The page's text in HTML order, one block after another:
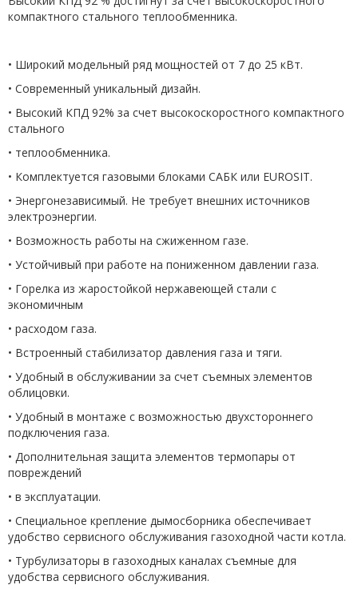
компактного стального теплообменника.
• Широкий модельный ряд мощностей от 7 до 25 кВт.
• Современный уникальный дизайн.
• Высокий КПД 92% за счет высокоскоростного компактного
стального
• теплообменника.
• Комплектуется газовыми блоками САБК или EUROSIT.
• Энергонезависимый. Не требует внешних источников
электроэнергии.
• Возможность работы на сжиженном газе.
• Устойчивый при работе на пониженном давлении газа.
• Горелка из жаростойкой нержавеющей стали с
экономичным
• расходом газа.
• Встроенный стабилизатор давления газа и тяги.
• Удобный в обслуживании за счет съемных элементов
облицовки.
• Удобный в монтаже с возможностью двухстороннего
подключения газа.
• Дополнительная защита элементов термопары от
повреждений
• в эксплуатации.
• Специальное крепление дымосборника обеспечивает
удобство сервисного обслуживания газоходной части котла.
• Турбулизаторы в газоходных каналах съемные для
удобства сервисного обслуживания.